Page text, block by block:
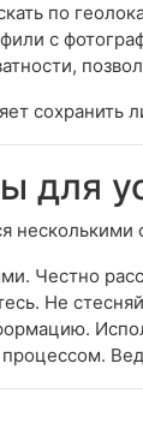
по
с
сохранить
для
Честно
Не